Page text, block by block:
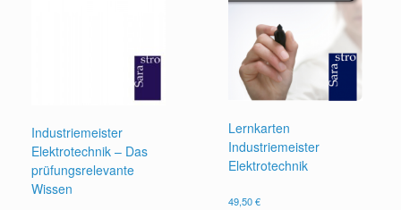
Industriemeister
Elektrotechnik – Das
prüfungsrelevante
Wissen
Lernkarten
Industriemeister
Elektrotechnik
49,50€